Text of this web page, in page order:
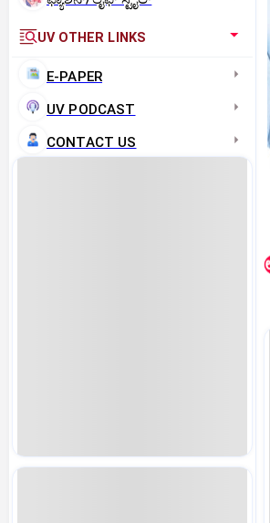
UV OTHER LINKS
E-PAPER
UV PODCAST
CONTACT US